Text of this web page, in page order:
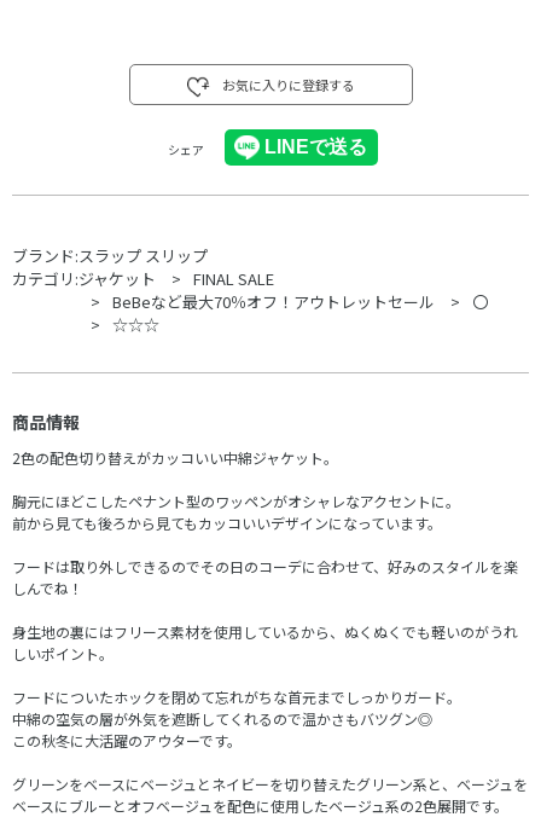
お気に入りに登録する
シェア
ブランド:スラップ スリップ
カテゴリ:ジャケット
FINAL SALE
BeBeなど最大70％オフ！アウトレットセール
〇
☆☆☆
商品情報
2色の配色切り替えがカッコいい中綿ジャケット。
胸元にほどこしたペナント型のワッペンがオシャレなアクセントに。
前から見ても後ろから見てもカッコいいデザインになっています。
フードは取り外しできるのでその日のコーデに合わせて、好みのスタイルを楽
しんでね！
身生地の裏にはフリース素材を使用しているから、ぬくぬくでも軽いのがうれ
しいポイント。
フードについたホックを閉めて忘れがちな首元までしっかりガード。
中綿の空気の層が外気を遮断してくれるので温かさもバツグン◎
この秋冬に大活躍のアウターです。
グリーンをベースにベージュとネイビーを切り替えたグリーン系と、ベージュを
ベースにブルーとオフベージュを配色に使用したベージュ系の2色展開です。